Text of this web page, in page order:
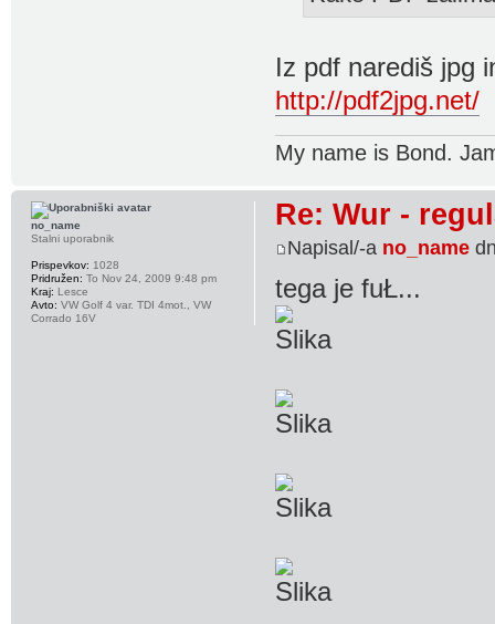
Iz pdf narediš jpg
http://pdf2jpg.net/
My name is Bond.
Re: Wur -
Napisal/-a no_name
tega je fuŁ...
no_name
Stalni uporabnik
Prispevkov: 1028
Pridružen: To Nov 24, 2009 9:48 pm
Kraj: Lesce
Avto: VW Golf 4 var. TDI 4mot., VW
Corrado 16V